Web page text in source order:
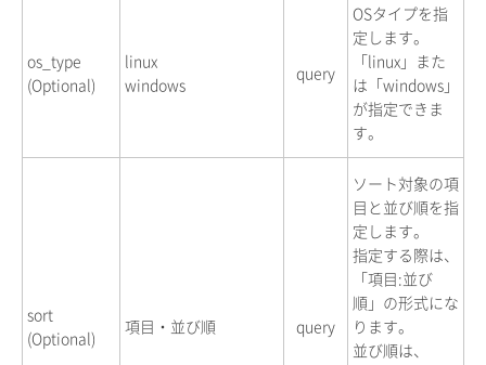
os_type
(Optional)
linux
windows
query
OSタイプを指
定します。
「linux」また
は「windows」
が指定できま
す。
sort
(Optional)
項目・並び順 query
ソート対象の項
目と並び順を指
定します。
指定する際は、
「項目:並び
順」の形式にな
ります。
並び順は、